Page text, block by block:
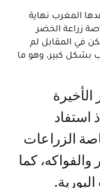
المغرب نهاية
زراعة الخضر
في المقابل لم
بشكل كبير، وهو ما
استفاد
الزراعات
كما